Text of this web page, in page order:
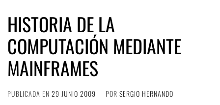
HISTORIA DE LA
COMPUTACIÓN MEDIANTE
MAINFRAMES
PUBLICADA EN 29 JUNIO 2009 POR SERGIO HERNANDO